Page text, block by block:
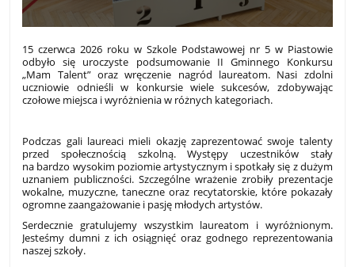
15 czerwca 2026 roku w Szkole Podstawowej nr 5 w Piastowie
odbyło się uroczyste podsumowanie II Gminnego Konkursu
„Mam Talent” oraz wręczenie nagród laureatom. Nasi zdolni
uczniowie odnieśli w konkursie wiele sukcesów, zdobywając
czołowe miejsca i wyróżnienia w różnych kategoriach.
Podczas gali laureaci mieli okazję zaprezentować swoje talenty
przed społecznością szkolną. Występy uczestników stały
na bardzo wysokim poziomie artystycznym i spotkały się z dużym
uznaniem publiczności. Szczególne wrażenie zrobiły prezentacje
wokalne, muzyczne, taneczne oraz recytatorskie, które pokazały
ogromne zaangażowanie i pasję młodych artystów.
Serdecznie gratulujemy wszystkim laureatom i wyróżnionym.
Jesteśmy dumni z ich osiągnięć oraz godnego reprezentowania
naszej szkoły.